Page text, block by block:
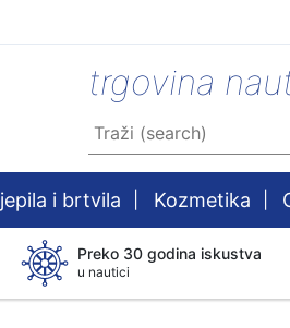
trgovina
i brtvila Kozmetika
Preko 30 godina iskustva
u nautici